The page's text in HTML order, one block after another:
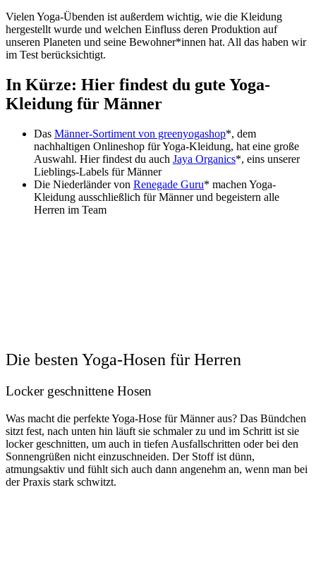
Vielen Yoga-Übenden ist außerdem wichtig, wie die Kleidung
hergestellt wurde und welchen Einfluss deren Produktion auf
unseren Planeten und seine Bewohner*innen hat. All das haben wir
im Test berücksichtigt.
In Kürze: Hier findest du gute Yoga-
Kleidung für Männer
Das Männer-Sortiment von greenyogashop*, dem
nachhaltigen Onlineshop für Yoga-Kleidung, hat eine große
Auswahl. Hier findest du auch Jaya Organics*, eins unserer
Lieblings-Labels für Männer
Die Niederländer von Renegade Guru* machen Yoga-
Kleidung ausschließlich für Männer und begeistern alle
Herren im Team
Die besten Yoga-Hosen für Herren
Locker geschnittene Hosen
Was macht die perfekte Yoga-Hose für Männer aus? Das Bündchen
sitzt fest, nach unten hin läuft sie schmaler zu und im Schritt ist sie
locker geschnitten, um auch in tiefen Ausfallschritten oder bei den
Sonnengrüßen nicht einzuschneiden. Der Stoff ist dünn,
atmungsaktiv und fühlt sich auch dann angenehm an, wenn man bei
der Praxis stark schwitzt.